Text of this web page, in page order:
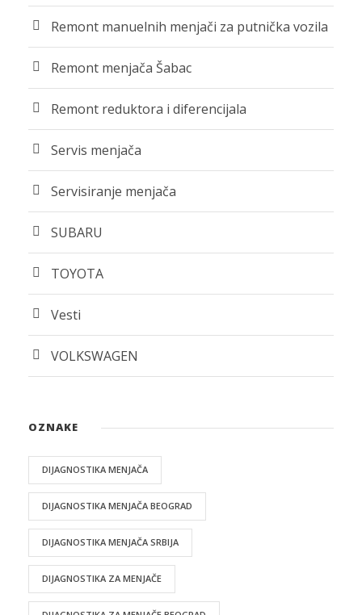
Remont manuelnih menjači za putnička vozila
Remont menjača Šabac
Remont reduktora i diferencijala
Servis menjača
Servisiranje menjača
SUBARU
TOYOTA
Vesti
VOLKSWAGEN
OZNAKE
DIJAGNOSTIKA MENJAČA
DIJAGNOSTIKA MENJAČA BEOGRAD
DIJAGNOSTIKA MENJAČA SRBIJA
DIJAGNOSTIKA ZA MENJAČE